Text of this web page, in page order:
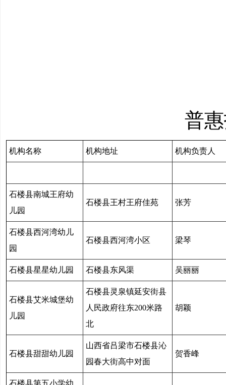
普惠
机构名称 机构地址 机构负责人
石楼县南城王府幼
儿园
石楼县王村王府佳苑 张芳
石楼县西河湾幼儿
园
石楼县西河湾小区 梁琴
石楼县星星幼儿园 石楼县东风渠 吴丽丽
石楼县艾米城堡幼
儿园
石楼县灵泉镇延安街县
人民政府往东200米路
北
胡颖
石楼县甜甜幼儿园
山西省吕梁市石楼县沁
园春大街高中对面
贺香峰
石楼县第五小学幼